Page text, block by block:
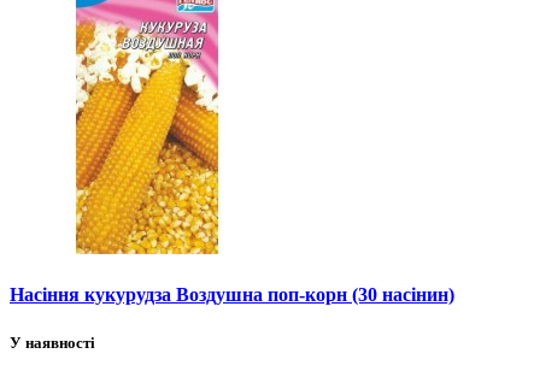
Насіння кукурудза Воздушна поп-корн (30 насінин)
У наявності